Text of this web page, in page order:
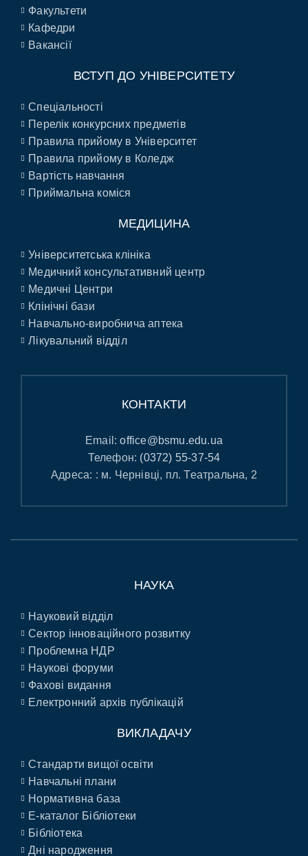
Факультети
Кафедри
Вакансії
ВСТУП ДО УНІВЕРСИТЕТУ
Спеціальності
Перелік конкурсних предметів
Правила прийому в Університет
Правила прийому в Коледж
Вартість навчання
Приймальна коміся
МЕДИЦИНА
Університетська клініка
Медичний консультативний центр
Медичні Центри
Клінічні бази
Навчально-виробнича аптека
Лікувальний відділ
КОНТАКТИ
Email:office@bsmu.edu.ua
Телефон: (0372) 55-37-54
Адреса: : м. Чернівці, пл. Театральна, 2
НАУКА
Науковий відділ
Сектор інноваційного розвитку
Проблемна НДР
Наукові форуми
Фахові видання
Електронний архів публікацій
ВИКЛАДАЧУ
Стандарти вищої освіти
Навчальні плани
Нормативна база
E-каталог Бібліотеки
Бібліотека
Дні народження